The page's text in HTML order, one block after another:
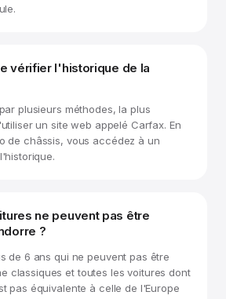
vérifier l'historique de la
plusieurs méthodes, la plus
un site web appelé Carfax. En
de châssis, vous accédez à un
ne peuvent pas être
?
de 6 ans qui ne peuvent pas être
classiques et toutes les voitures dont
pas équivalente à celle de l'Europe